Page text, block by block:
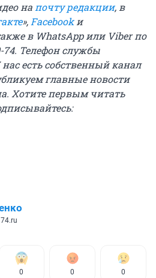
напочту редакции, в
»,Facebookи
в WhatsApp или Viber по
74. Телефон службы
есть собственный канал
главные новости
Хотите первым читать
0 0 0